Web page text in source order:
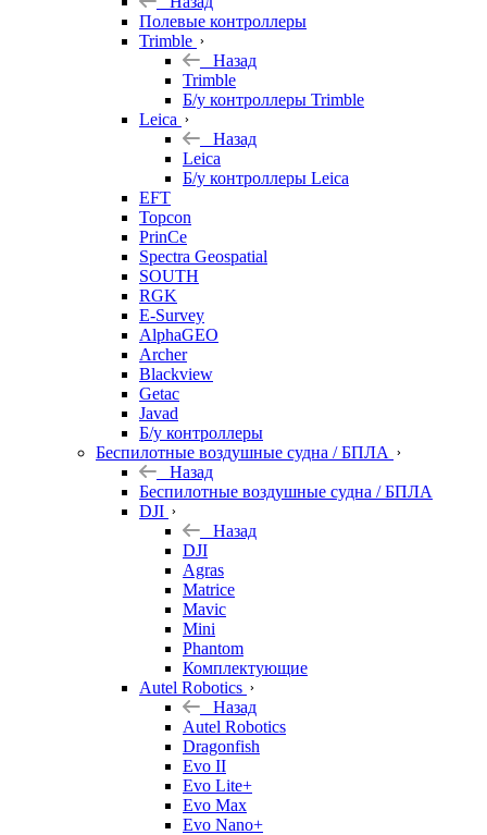
Полевые контроллеры
Trimble
Назад
Trimble
Б/у контроллеры Trimble
Leica
Назад
Leica
Б/у контроллеры Leica
EFT
Topcon
PrinCe
Spectra Geospatial
SOUTH
RGK
E-Survey
AlphaGEO
Archer
Blackview
Getac
Javad
Б/у контроллеры
Беспилотные воздушные судна / БПЛА
Назад
Беспилотные воздушные судна / БПЛА
DJI
Назад
DJI
Agras
Matrice
Mavic
Mini
Phantom
Комплектующие
Autel Robotics
Назад
Autel Robotics
Dragonfish
Evo II
Evo Lite+
Evo Max
Evo Nano+